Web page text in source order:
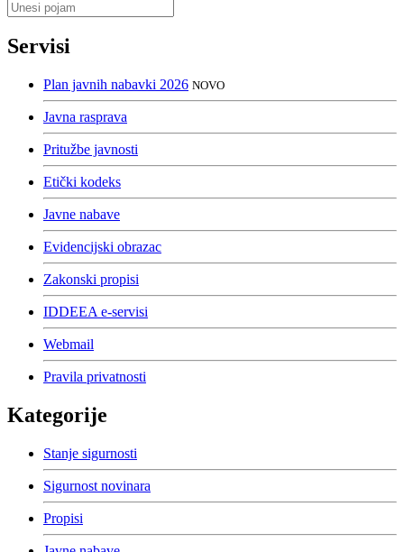
Servisi
Plan javnih nabavki 2026 NOVO
Javna rasprava
Pritužbe javnosti
Etički kodeks
Javne nabave
Evidencijski obrazac
Zakonski propisi
IDDEEA e-servisi
Webmail
Pravila privatnosti
Kategorije
Stanje sigurnosti
Sigurnost novinara
Propisi